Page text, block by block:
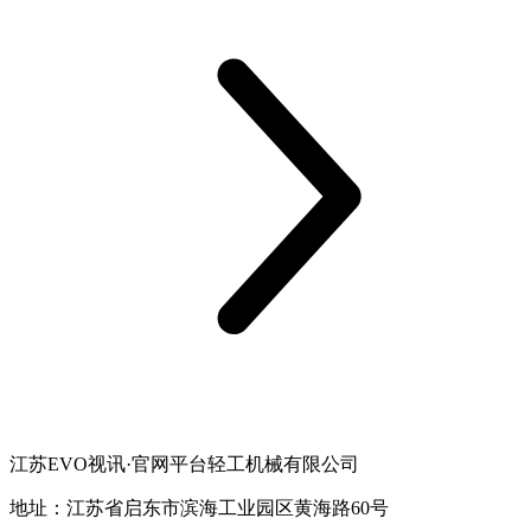
江苏EVO视讯·官网平台轻工机械有限公司
地址：江苏省启东市滨海工业园区黄海路60号